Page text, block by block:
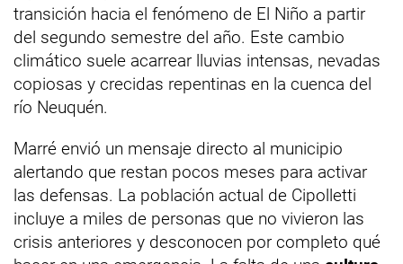
transición hacia el fenómeno de El Niño a partir
del segundo semestre del año. Este cambio
climático suele acarrear lluvias intensas, nevadas
copiosas y crecidas repentinas en la cuenca del
río Neuquén.
Marré envió un mensaje directo al municipio
alertando que restan pocos meses para activar
las defensas. La población actual de Cipolletti
incluye a miles de personas que no vivieron las
crisis anteriores y desconocen por completo qué